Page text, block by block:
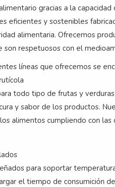
gracias a la capacidad
eficientes y sostenibles
alimentaria. Ofrecemos
son respetuosos con el
líneas que ofrecemos se
todo tipo de frutas y
y sabor de los productos.
alimentos cumpliendo con las
para soportar
el tiempo de consumición